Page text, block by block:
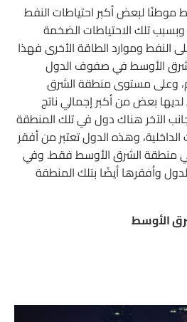
موطنًا لبعض أكبر احتياطات النفط
وبسبب تلك الاحتياطات الضخمة
النفط وموارد الطاقة الأخرى فهذا
الأوسط في صفوف الدول
وعلى مستوى منطقة الشرق
بعض من أكبر إجمالي ناتج
الآخر هناك دول في تلك المنطقة
وهذه الدول تعتبر من أفقر
منطقة الشرق الأوسط فقط. وفي
وأفقرها أيضًا بتلك المنطقة
الأوسط